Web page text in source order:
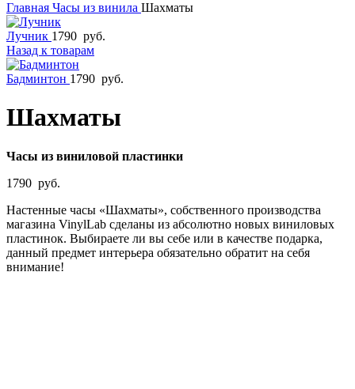
Главная Часы из винила Шахматы
Лучник 1790 руб.
Назад к товарам
Бадминтон 1790 руб.
Шахматы
Часы из виниловой пластинки
1790 руб.
Настенные часы «Шахматы», собственного производства
магазина VinylLab сделаны из абсолютно новых виниловых
пластинок. Выбираете ли вы себе или в качестве подарка,
данный предмет интерьера обязательно обратит на себя
внимание!